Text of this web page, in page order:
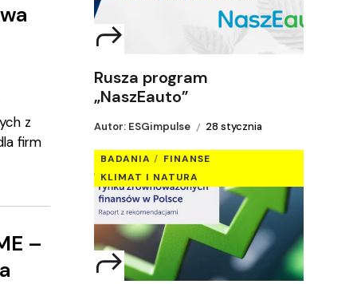
z
firm
–
Rusza program
„NaszEauto”
Autor: ESGimpulse 28 stycznia
BADANIA
FINANSE
KLIMAT I NATURA